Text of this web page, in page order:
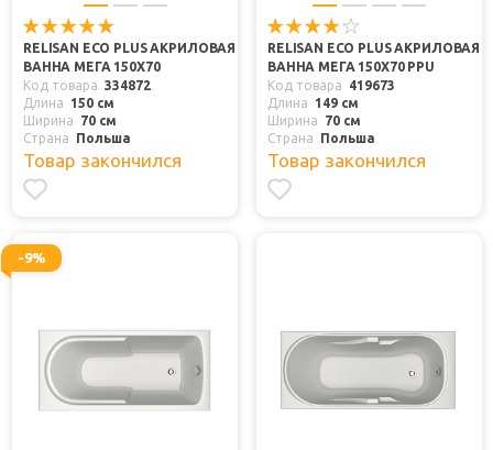
RELISAN ECO PLUS АКРИЛОВАЯ
ВАННА МЕГА 150Х70
Код товара 334872
Длина
150 см
Ширина
70 см
Страна
Польша
Товар закончился
RELISAN ECO PLUS АКРИЛОВАЯ
ВАННА МЕГА 150Х70 PPU
Код товара
419673
Длина
149 см
Ширина
70 см
Страна
Польша
Товар закончился
-9%